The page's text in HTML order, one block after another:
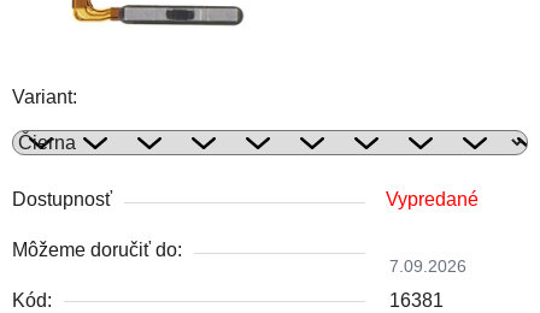
Variant:
Dostupnosť Vypredané
Môžeme doručiť do:
7.09.2026
Kód: 16381